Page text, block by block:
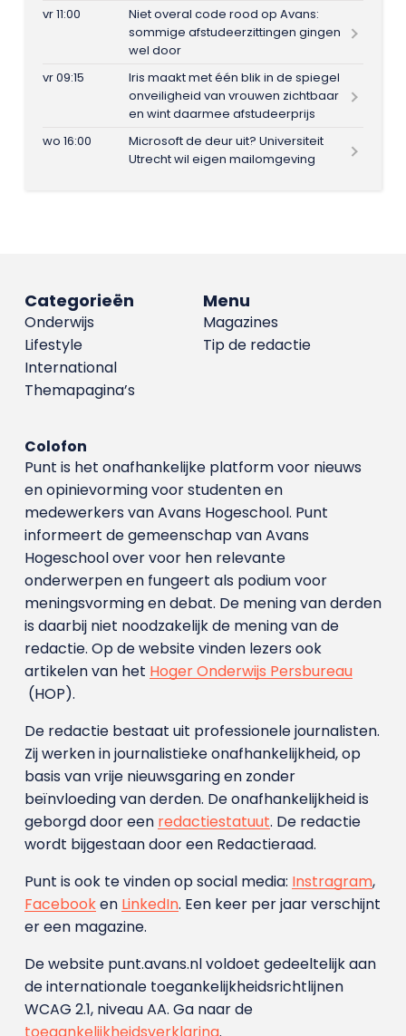
vr 11:00
Niet overal code rood op Avans:
sommige afstudeerzittingen gingen
wel door
vr 09:15
Iris maakt met één blik in de spiegel
onveiligheid van vrouwen zichtbaar
en wint daarmee afstudeerprijs
wo 16:00
Microsoft de deur uit? Universiteit
Utrecht wil eigen mailomgeving
Menu
Magazines
Tip de redactie
Categorieën
Onderwijs
Lifestyle
International
Themapagina’s
Colofon
Punt is het onafhankelijke platform voor nieuws
en opinievorming voor studenten en
medewerkers van Avans Hoge­school. Punt
informeert de gemeenschap van Avans
Hogeschool over voor hen relevante
onderwerpen en fungeert als podium voor
meningsvorming en debat. De mening van derden
is daarbij niet noodzakelijk de mening van de
redactie. Op de website vinden lezers ook
artikelen van het Hoger Onderwijs Persbureau
(HOP).
De redactie bestaat uit professionele journalisten.
Zij werken in journalistieke onafhankelijkheid, op
basis van vrije nieuwsgaring en zonder
beïnvloeding van derden. De onafhankelijkheid is
geborgd door een redactiestatuut. De redactie
wordt bijgestaan door een Redactieraad.
Punt is ook te vinden op social media: Instragram,
Facebooken LinkedIn. Een keer per jaar verschijnt
er een magazine.
De website punt.avans.nl voldoet gedeeltelijk aan
de internationale toegankelijkheidsrichtlijnen
WCAG 2.1, niveau AA. Ga naar de